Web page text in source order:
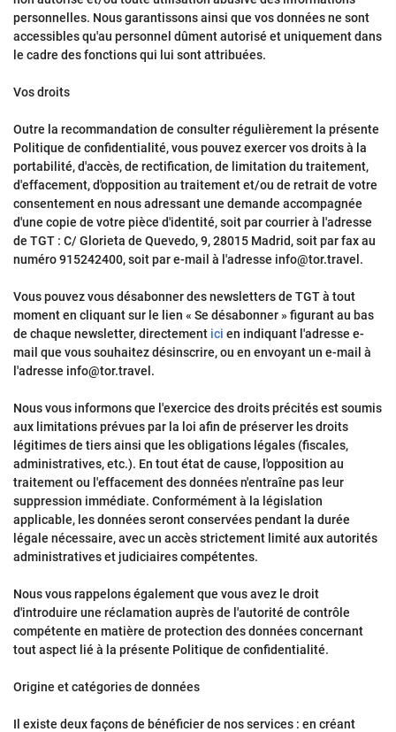
personnelles. Nous garantissons ainsi que vos données ne sont
accessibles qu'au personnel dûment autorisé et uniquement dans
le cadre des fonctions qui lui sont attribuées.
Vos droits
Outre la recommandation de consulter régulièrement la présente
Politique de confidentialité, vous pouvez exercer vos droits à la
portabilité, d'accès, de rectification, de limitation du traitement,
d'effacement, d'opposition au traitement et/ou de retrait de votre
consentement en nous adressant une demande accompagnée
d'une copie de votre pièce d'identité, soit par courrier à l'adresse
de TGT : C/ Glorieta de Quevedo, 9, 28015 Madrid, soit par fax au
numéro 915242400, soit par e-mail à l'adresse info@tor.travel.
Vous pouvez vous désabonner des newsletters de TGT à tout
moment en cliquant sur le lien « Se désabonner » figurant au bas
de chaque newsletter, directement ici en indiquant l'adresse e-
mail que vous souhaitez désinscrire, ou en envoyant un e-mail à
l'adresse info@tor.travel.
Nous vous informons que l'exercice des droits précités est soumis
aux limitations prévues par la loi afin de préserver les droits
légitimes de tiers ainsi que les obligations légales (fiscales,
administratives, etc.). En tout état de cause, l'opposition au
traitement ou l'effacement des données n'entraîne pas leur
suppression immédiate. Conformément à la législation
applicable, les données seront conservées pendant la durée
légale nécessaire, avec un accès strictement limité aux autorités
administratives et judiciaires compétentes.
Nous vous rappelons également que vous avez le droit
d'introduire une réclamation auprès de l'autorité de contrôle
compétente en matière de protection des données concernant
tout aspect lié à la présente Politique de confidentialité.
Origine et catégories de données
Il existe deux façons de bénéficier de nos services : en créant